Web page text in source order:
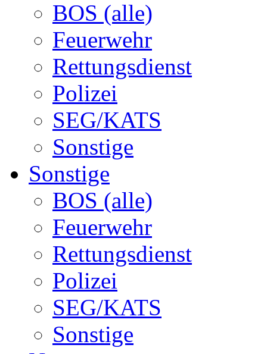
BOS (alle)
Feuerwehr
Rettungsdienst
Polizei
SEG/KATS
Sonstige
Sonstige
BOS (alle)
Feuerwehr
Rettungsdienst
Polizei
SEG/KATS
Sonstige